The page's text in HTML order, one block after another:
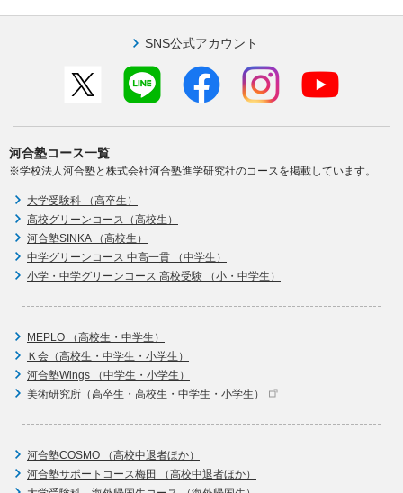
SNS公式アカウント
河合塾コース一覧
※学校法人河合塾と株式会社河合塾進学研究社のコースを掲載しています。
大学受験科 （高卒生）
高校グリーンコース（高校生）
河合塾SINKA （高校生）
中学グリーンコース 中高一貫 （中学生）
小学・中学グリーンコース 高校受験 （小・中学生）
MEPLO （高校生・中学生）
Ｋ会（高校生・中学生・小学生）
河合塾Wings （中学生・小学生）
美術研究所（高卒生・高校生・中学生・小学生）
河合塾COSMO （高校中退者ほか）
河合塾サポートコース梅田 （高校中退者ほか）